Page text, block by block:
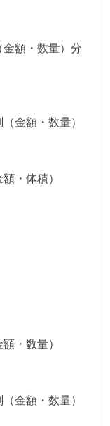
金額・数量）分
金額・数量）
・体積）
・数量）
金額・数量）